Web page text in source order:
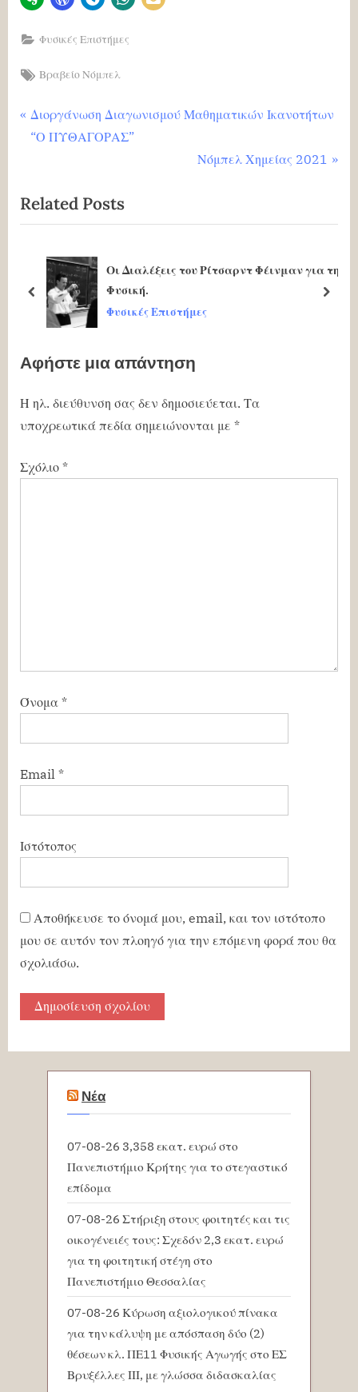
Φυσικές Επιστήμες
Tags:
Βραβείο Νόμπελ
Πλοήγηση
P
r
i
o
P
t
Διοργάνωση Διαγωνισμού Μαθηματικών Ικανοτήτων
“Ο ΠΥΘΑΓΟΡΑΣ”
N
t
o
t
Νόμπελ Χημείας 2021
Related Posts
Οι Διαλέξεις του Ρίτσαρντ Φέινμαν για τη
Φυσική.
Φυσικές Επιστήμες
prev next
Αφήστε μια απάντηση
Η ηλ. διεύθυνση σας δεν δημοσιεύεται. Τα
υποχρεωτικά πεδία σημειώνονται με *
Σχόλιο *
Όνομα *
Email *
Ιστότοπος
Αποθήκευσε το όνομά μου, email, και τον ιστότοπο
μου σε αυτόν τον πλοηγό για την επόμενη φορά που θα
σχολιάσω.
Νέα
07-08-26 3,358 εκατ. ευρώ στο
Πανεπιστήμιο Κρήτης για το στεγαστικό
επίδομα
07-08-26 Στήριξη στους φοιτητές και τις
οικογένειές τους: Σχεδόν 2,3 εκατ. ευρώ
για τη φοιτητική στέγη στο
Πανεπιστήμιο Θεσσαλίας
07-08-26 Κύρωση αξιολογικού πίνακα
για την κάλυψη με απόσπαση δύο (2)
θέσεων κλ. ΠΕ11 Φυσικής Αγωγής στο ΕΣ
Βρυξέλλες ΙΙΙ, με γλώσσα διδασκαλίας